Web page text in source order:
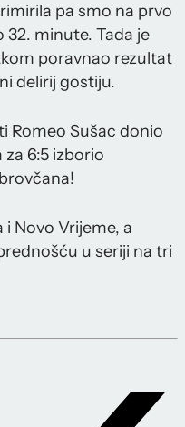
pa smo na prvo
32. minute. Tada je
poravnao rezultat
delirij gostiju.
Romeo Sušac donio
6:5 izborio
Novo Vrijeme, a
u seriji na tri